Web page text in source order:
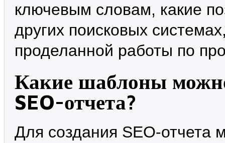
ключевым словам, какие
других поисковых
проделанной работы по
Какие шаблоны
SEO-отчета?
Для создания SEO-отчета